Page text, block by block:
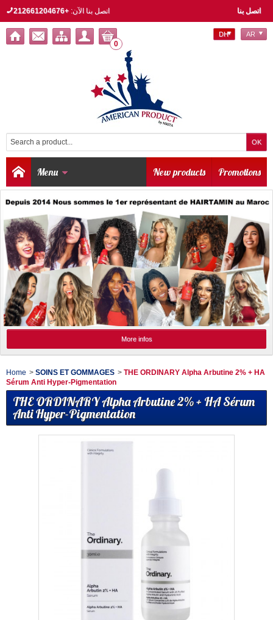
اتصل بنا اتصل بنا الآن:+212661204676
0
DH AR
Menu Promotions
New products
More infos
Home > SOINS ET GOMMAGES > THE ORDINARY Alpha Arbutine 2% + HA
Sérum Anti Hyper-Pigmentation
THE ORDINARY Alpha Arbutine 2% + HA Sérum
Anti Hyper-Pigmentation